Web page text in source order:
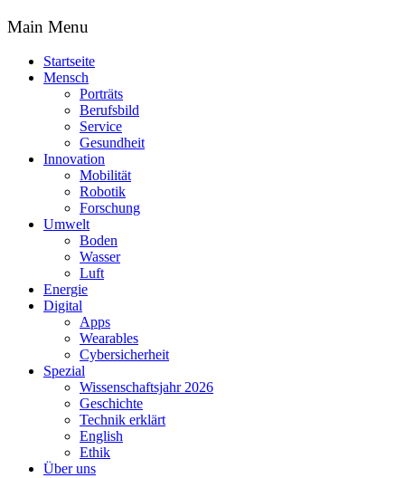
Main Menu
Startseite
Mensch
Porträts
Berufsbild
Service
Gesundheit
Innovation
Mobilität
Robotik
Forschung
Umwelt
Boden
Wasser
Luft
Energie
Digital
Apps
Wearables
Cybersicherheit
Spezial
Wissenschaftsjahr 2026
Geschichte
Technik erklärt
English
Ethik
Über uns